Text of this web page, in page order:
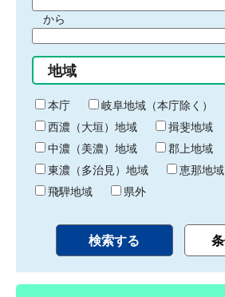
間
始
り
から
間
終
わ
り
地域
本庁
岐阜地域（本庁除く）
西濃（大垣）地域
揖斐地域
中濃（美濃）地域
郡上地域
東濃（多治見）地域
恵那地域
飛騨地域
県外